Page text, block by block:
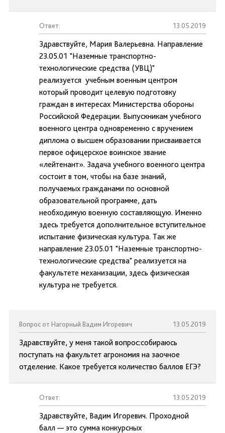
Ответ: 13.05.2019
Здравствуйте, Мария Валерьевна. Направление
23.05.01 "Наземные транспортно-
технологические средства (УВЦ)"
реализуется учебным военным центром
который проводит целевую подготовку
граждан в интересах Министерства обороны
Российской Федерации. Выпускникам учебного
военного центра одновременно с вручением
диплома о высшем образовании присваивается
первое офицерское воинское звание
«лейтенант». Задача учебного военного центра
состоит в том, чтобы на базе знаний,
получаемых гражданами по основной
образовательной программе, дать
необходимую военную составляющую. Именно
здесь требуется дополнительное вступительное
испытание физическая культура. Так же
направление 23.05.01 "Наземные транспортно-
технологические средства" реализуется на
факультете механизации, здесь физическая
культура не требуется.
Вопрос от Нагорный Вадим Игоревич 13.05.2019
Здравствуйте, у меня такой вопрос:собираюсь
поступать на факультет агрономия на заочное
отделение. Какое требуется количество баллов ЕГЭ?
Ответ: 13.05.2019
Здравствуйте, Вадим Игоревич. Проходной
балл — это сумма конкурсных